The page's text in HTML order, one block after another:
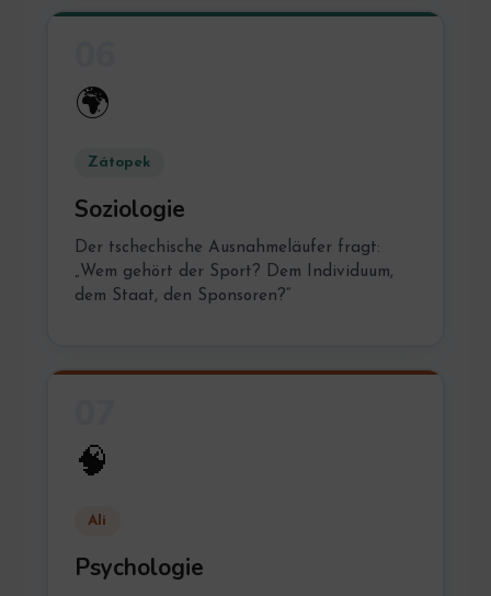
🌍
Zátopek
Soziologie
Der tschechische Ausnahmeläufer fragt:
„Wem gehört der Sport? Dem Individuum,
dem Staat, den Sponsoren?“
🧠
Ali
Psychologie